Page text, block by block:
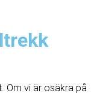
Om vi ​​är osäkra på